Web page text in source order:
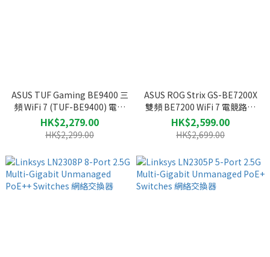
ASUS TUF Gaming BE9400 三
頻 WiFi 7 (TUF-BE9400) 電競
路由器
HK$2,279.00
HK$2,299.00
ASUS ROG Strix GS-BE7200X
雙頻 BE7200 WiFi 7 電競路由
器
HK$2,599.00
HK$2,699.00